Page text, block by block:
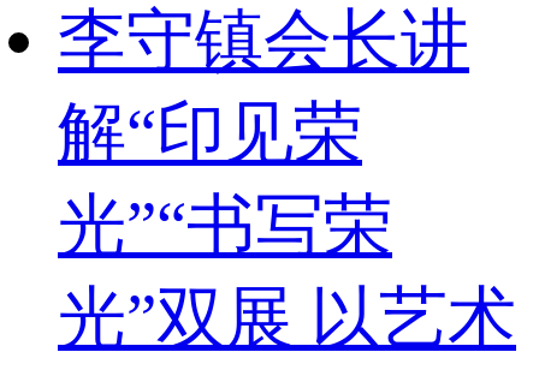
李守镇会长讲
解“印见荣
光”“书写荣
光”双展 以艺术